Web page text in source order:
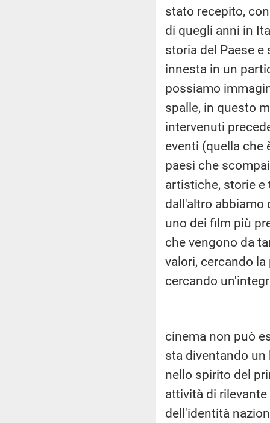
stato recepito,
di quegli anni in
storia del Paese
innesta in un
possiamo
spalle, in questo
intervenuti
eventi (quella che
paesi che
artistiche, storie
dall'altro abbiamo
uno dei film più
che vengono da
valori, cercando
cercando
cinema non può
sta diventando
nello spirito del
attività di
dell'identità